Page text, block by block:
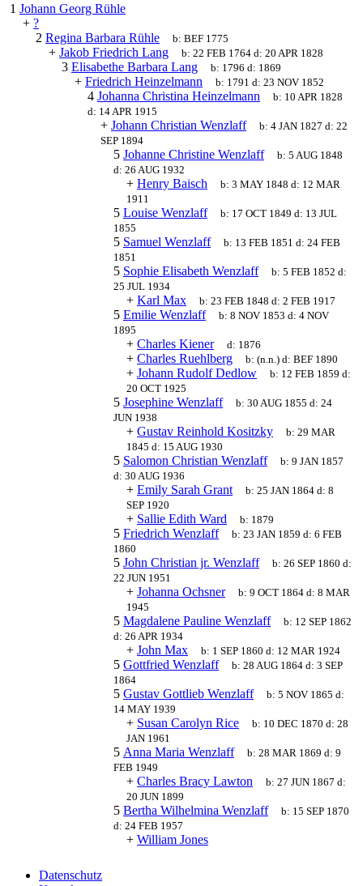
1 Johann Georg Rühle
+ ?
2 Regina Barbara Rühle b:BEF 1775
+ Jakob Friedrich Lang b:22 FEB 1764 d:20 APR 1828
3 Elisabethe Barbara Lang b: 1796 d: 1869
+ Friedrich Heinzelmann b: 1791 d:23 NOV 1852
4 Johanna Christina Heinzelmann b: 10 APR 1828
d: 14 APR 1915
+ Johann Christian Wenzlaff b:4 JAN 1827 d:22
SEP 1894
5 Johanne Christine Wenzlaff b:5 AUG 1848
d: 26 AUG 1932
+ Henry Baisch b:3 MAY 1848 d: 12 MAR
1911
5 Louise Wenzlaff b: 17 OCT 1849 d: 13 JUL
1855
5 Samuel Wenzlaff b: 13 FEB 1851 d:24 FEB
1851
5 Sophie Elisabeth Wenzlaff b:5 FEB 1852 d:
25 JUL 1934
+ Karl Max b:23 FEB 1848 d:2 FEB 1917
5 Emilie Wenzlaff b:8 NOV 1853 d:4 NOV
1895
+ Charles Kiener d: 1876
+ Charles Ruehlberg b:(n.n.) d:BEF 1890
+ Johann Rudolf Dedlow b: 12 FEB 1859 d:
20 OCT 1925
5 Josephine Wenzlaff b:30 AUG 1855 d:24
JUN 1938
+ Gustav Reinhold Kositzky b:29 MAR
1845 d: 15 AUG 1930
5 Salomon Christian Wenzlaff b:9 JAN 1857
d: 30 AUG 1936
+ Emily Sarah Grant b:25 JAN 1864 d:8
SEP 1920
+ Sallie Edith Ward b: 1879
5 Friedrich Wenzlaff b:23 JAN 1859 d:6 FEB
1860
5 John Christian jr. Wenzlaff b:26 SEP 1860 d:
22 JUN 1951
+ Johanna Ochsner b:9 OCT 1864 d:8 MAR
1945
5 Magdalene Pauline Wenzlaff b: 12 SEP 1862
d: 26 APR 1934
+ John Max b: 1 SEP 1860 d: 12 MAR 1924
5 Gottfried Wenzlaff b:28 AUG 1864 d:3 SEP
1864
5 Gustav Gottlieb Wenzlaff b:5 NOV 1865 d:
14 MAY 1939
+ Susan Carolyn Rice b: 10 DEC 1870 d:28
JAN 1961
5 Anna Maria Wenzlaff b:28 MAR 1869 d:9
FEB 1949
+ Charles Bracy Lawton b:27 JUN 1867 d:
20 JUN 1899
5 Bertha Wilhelmina Wenzlaff b: 15 SEP 1870
d: 24 FEB 1957
+ William Jones
Datenschutz